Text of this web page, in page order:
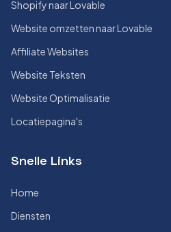
Shopify naar Lovable
Website omzetten naar Lovable
Affiliate Websites
Website Teksten
Website Optimalisatie
Locatiepagina's
Snelle Links
Home
Diensten